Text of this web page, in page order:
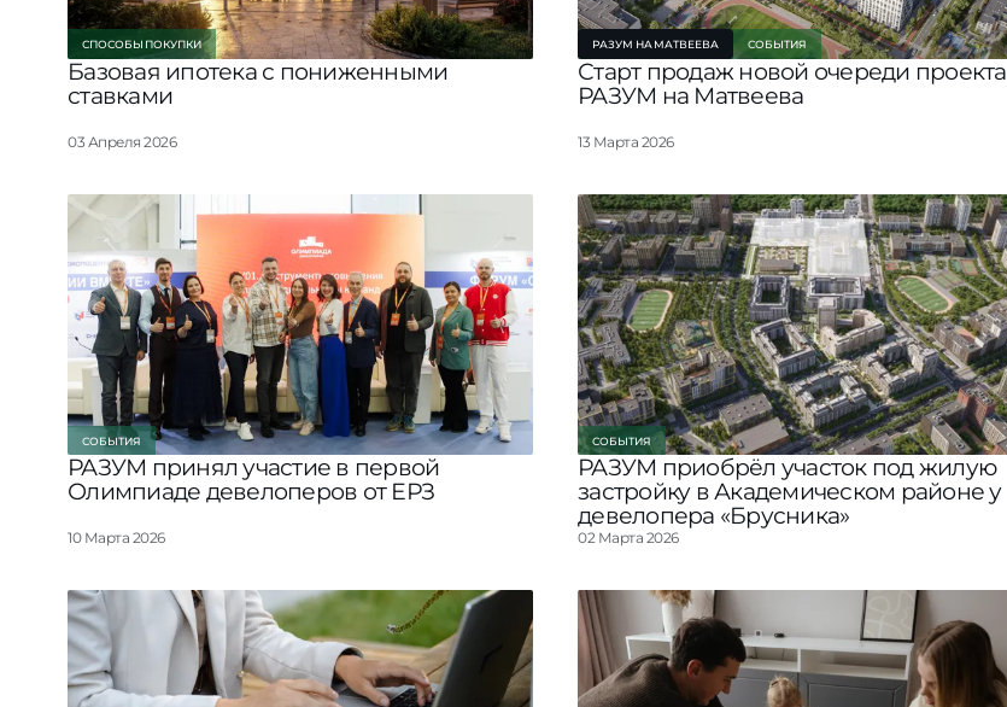
СПОСОБЫ ПОКУПКИ
Базовая ипотека с пониженными
ставками
03 Апреля 2026
РАЗУМ НА МАТВЕЕВА СОБЫТИЯ
Старт продаж новой очереди проекта
РАЗУМ на Матвеева
13 Марта 2026
СОБЫТИЯ
РАЗУМ принял участие в первой
Олимпиаде девелоперов от ЕРЗ
10 Марта 2026
СОБЫТИЯ
РАЗУМ приобрёл участок под жилую
застройку в Академическом районе у
девелопера «Брусника»
02 Марта 2026